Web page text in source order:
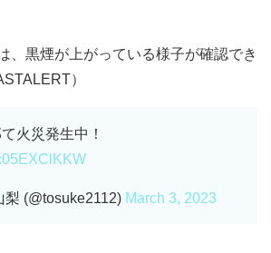
、黒煙が上がっている様子が確認でき
）
火災発生中！
(@tosuke2112) March 3, 2023